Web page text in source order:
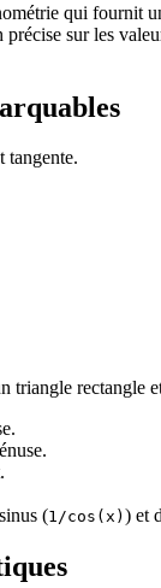
qui fournit
sur les
tangente.
rectangle
(1/cos(x) ) et